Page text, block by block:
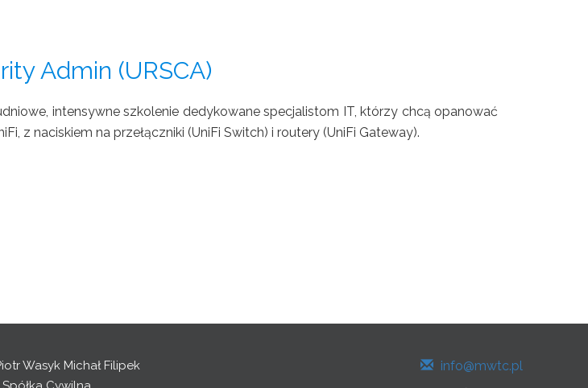
Admin (URSCA)
intensywne szkolenie dedykowane specjalistom IT, którzy chcą opanować
z naciskiem na przełączniki (UniFi Switch) i routery (UniFi Gateway).
Wasyk Michał Filipek
info@mwtc.pl